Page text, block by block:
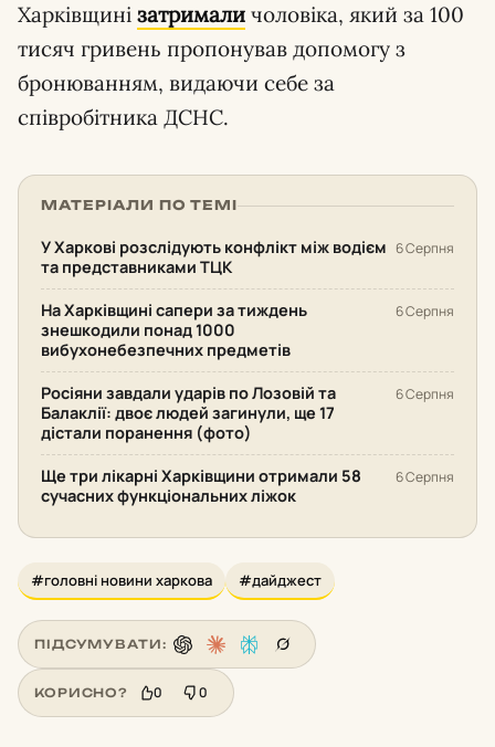
Харківщині затримали чоловіка, який за 100
тисяч гривень пропонував допомогу з
бронюванням, видаючи себе за
співробітника ДСНС.
МАТЕРІАЛИ ПО ТЕМІ
У Харкові розслідують конфлікт між водієм
та представниками ТЦК
6 Серпня
На Харківщині сапери за тиждень
знешкодили понад 1000
вибухонебезпечних предметів
6 Серпня
Росіяни завдали ударів по Лозовій та
Балаклії: двоє людей загинули, ще 17
дістали поранення (фото)
6 Серпня
Ще три лікарні Харківщини отримали 58
сучасних функціональних ліжок
6 Серпня
#головні новини харкова #дайджест
ПІДСУМУВАТИ:
КОРИСНО? 0 0